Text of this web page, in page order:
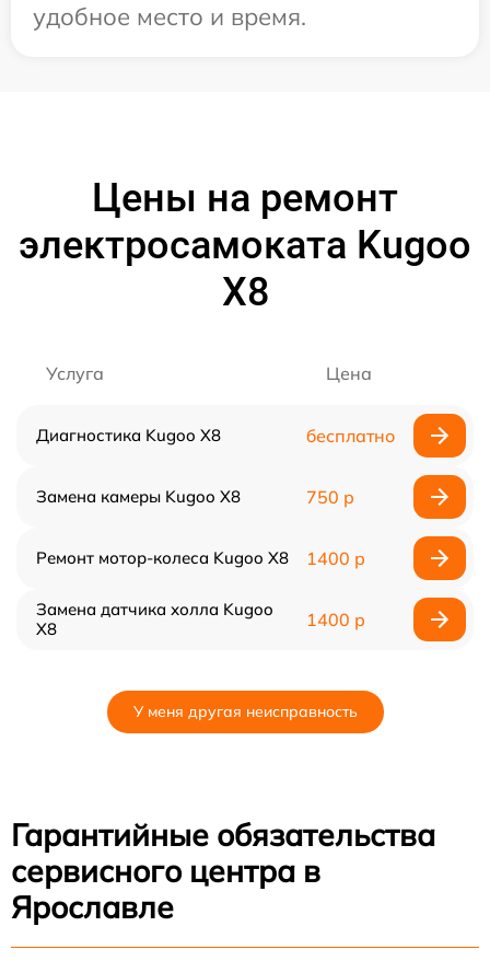
удобное место и время.
Цены на ремонт
электросамоката Kugoo
X8
Услуга Цена
Диагностика Kugoo X8 бесплатно
Замена камеры Kugoo X8 750 р
Ремонт мотор-колеса Kugoo X8 1400 р
Замена датчика холла Kugoo
X8
1400 р
У меня другая неисправность
Гарантийные обязательства
сервисного центра в
Ярославле